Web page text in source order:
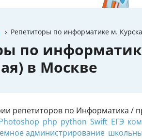
Репетиторы по информатике м.
по
в Москве
репетиторов по Информатика /
php python Swift ЕГЭ
администрирование